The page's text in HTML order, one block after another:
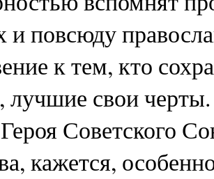
повсюду
к тем, кто
свои
Советского
кажется,